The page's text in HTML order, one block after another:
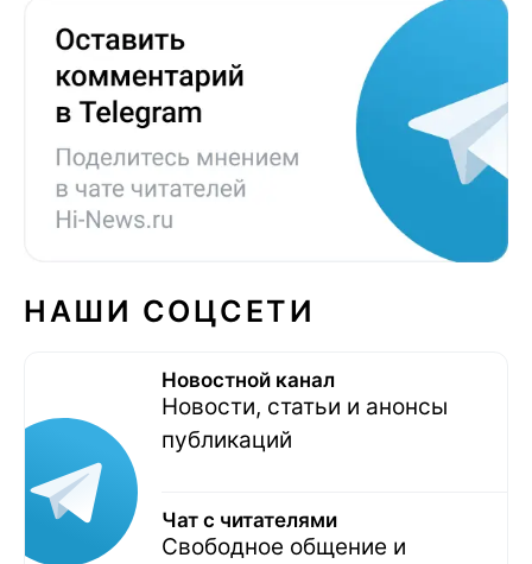
НАШИ СОЦСЕТИ
Новостной канал
Новости, статьи и анонсы
публикаций
Чат с читателями
Свободное общение и